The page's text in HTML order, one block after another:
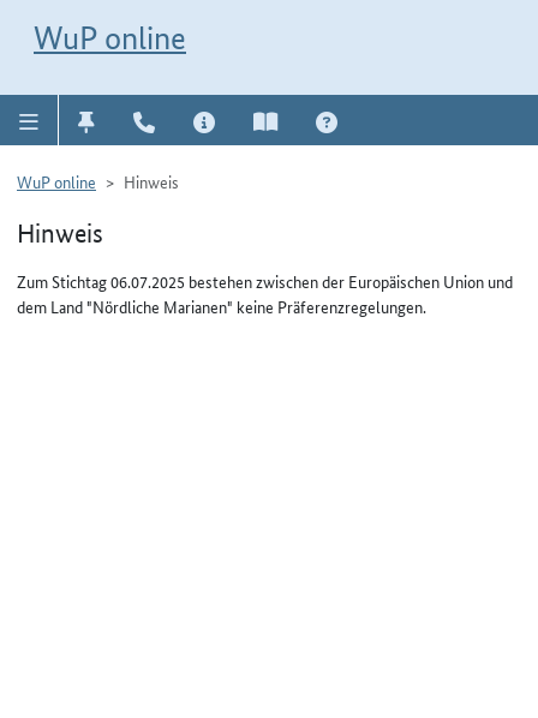
WuP online
WuP online Hinweis
Hinweis
Zum Stichtag 06.07.2025 bestehen zwischen der Europäischen Union und
dem Land "Nördliche Marianen" keine Präferenzregelungen.